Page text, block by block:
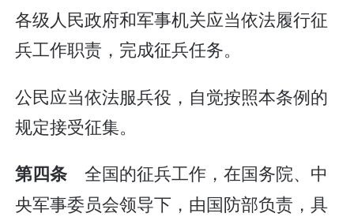
各级人民政府和军事机关应当依法履行征
兵工作职责，完成征兵任务。
公民应当依法服兵役，自觉按照本条例的
规定接受征集。
第四条 全国的征兵工作，在国务院、中
央军事委员会领导下，由国防部负责，具